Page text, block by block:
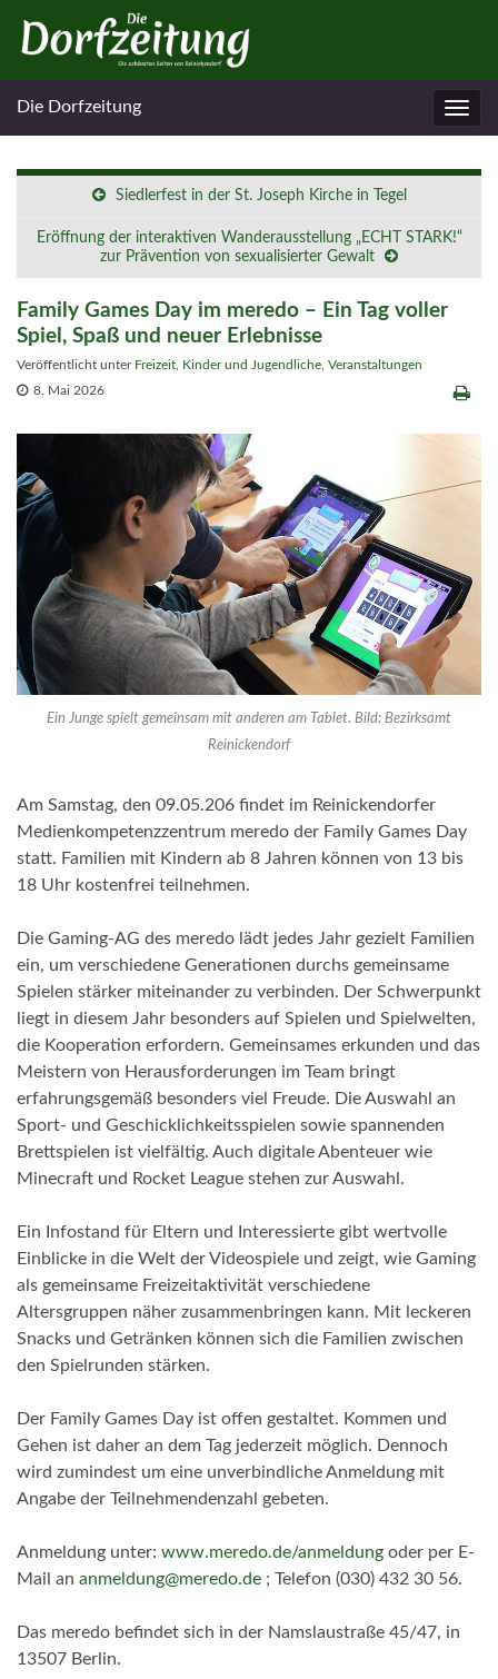
Die Dorfzeitung
Siedlerfest in der St. Joseph Kirche in Tegel
Eröffnung der interaktiven Wanderausstellung „ECHT STARK!“
zur Prävention von sexualisierter Gewalt
Family Games Day im meredo – Ein Tag voller
Spiel, Spaß und neuer Erlebnisse
Veröffentlicht unter Freizeit Kinder und Jugendliche Veranstaltungen
8. Mai 2026
Ein Junge spielt gemeinsam mit anderen am Tablet. Bild: Bezirksamt
Reinickendorf
Am Samstag, den 09.05.206 findet im Reinickendorfer
Medienkompetenzzentrum meredo der Family Games Day
statt. Familien mit Kindern ab 8 Jahren können von 13 bis
18 Uhr kostenfrei teilnehmen.
Die Gaming-AG des meredo lädt jedes Jahr gezielt Familien
ein, um verschiedene Generationen durchs gemeinsame
Spielen stärker miteinander zu verbinden. Der Schwerpunkt
liegt in diesem Jahr besonders auf Spielen und Spielwelten,
die Kooperation erfordern. Gemeinsames erkunden und das
Meistern von Herausforderungen im Team bringt
erfahrungsgemäß besonders viel Freude. Die Auswahl an
Sport- und Geschicklichkeitsspielen sowie spannenden
Brettspielen ist vielfältig. Auch digitale Abenteuer wie
Minecraft und Rocket League stehen zur Auswahl.
Ein Infostand für Eltern und Interessierte gibt wertvolle
Einblicke in die Welt der Videospiele und zeigt, wie Gaming
als gemeinsame Freizeitaktivität verschiedene
Altersgruppen näher zusammenbringen kann. Mit leckeren
Snacks und Getränken können sich die Familien zwischen
den Spielrunden stärken.
Der Family Games Day ist offen gestaltet. Kommen und
Gehen ist daher an dem Tag jederzeit möglich. Dennoch
wird zumindest um eine unverbindliche Anmeldung mit
Angabe der Teilnehmendenzahl gebeten.
Anmeldung unter: www.meredo.de/anmeldung oder per E-
Mail an anmeldung@meredo.de ; Telefon (030) 432 30 56.
Das meredo befindet sich in der Namslaustraße 45/47, in
13507 Berlin.